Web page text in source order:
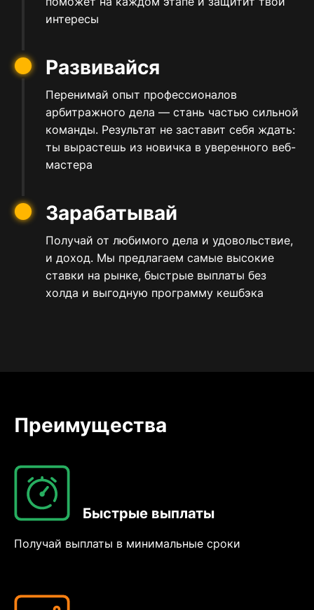
интересы
Развивайся
Перенимай опыт профессионалов
арбитражного дела — стань частью сильной
команды. Результат не заставит себя ждать:
ты вырастешь из новичка в уверенного веб-
мастера
Зарабатывай
Получай от любимого дела и удовольствие,
и доход. Мы предлагаем самые высокие
ставки на рынке, быстрые выплаты без
холда и выгодную программу кешбэка
Преимущества
Быстрые выплаты
Получай выплаты в минимальные сроки